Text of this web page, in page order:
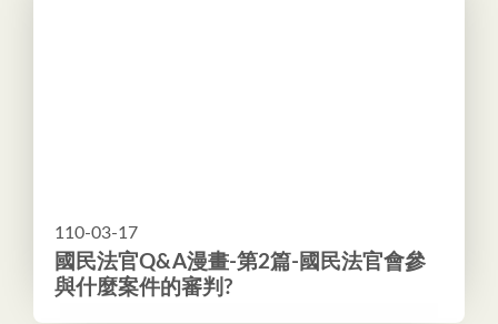
110-03-17
國民法官Q&A漫畫-第2篇-國民法官會參
與什麼案件的審判?